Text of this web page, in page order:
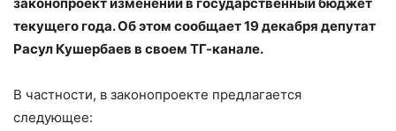
текущего года. Об этом сообщает 19 декабря депутат
Расул Кушербаев в своем ТГ-канале.
В частности, в законопроекте предлагается
следующее: